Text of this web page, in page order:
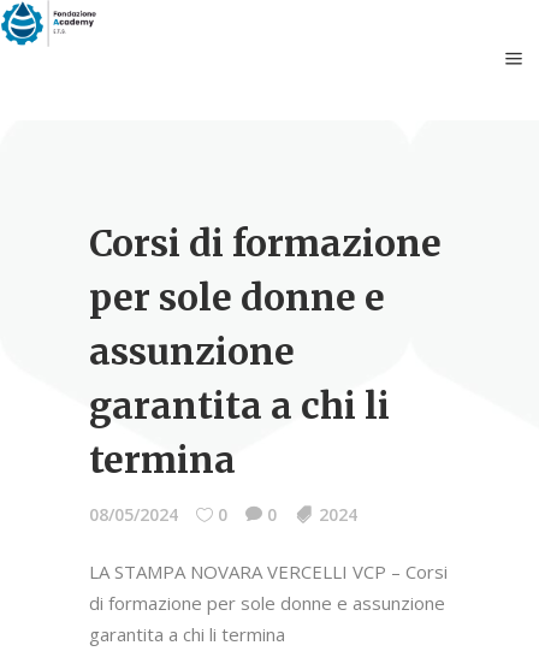
Corsi di formazione
per sole donne e
assunzione
garantita a chi li
termina
08/05/2024 0 0 2024
LA STAMPA NOVARA VERCELLI VCP – Corsi
di formazione per sole donne e assunzione
garantita a chi li termina